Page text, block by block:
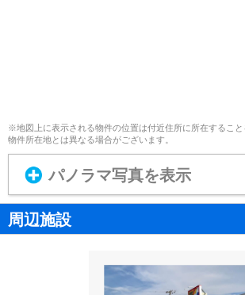
※地図上に表示される物件の位置は付近住所に所在するこ
物件所在地とは異なる場合がございます。
パノラマ写真を表示
周辺施設